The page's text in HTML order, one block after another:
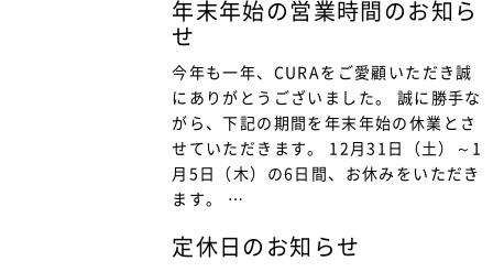
年末年始の営業時間のお知ら
せ
今年も一年、CURAをご愛顧いただき誠
にありがとうございました。 誠に勝手な
がら、下記の期間を年末年始の休業とさ
せていただきます。 12月31日（土）～1
月5日（木）の6日間、お休みをいただき
ます。 …
定休日のお知らせ